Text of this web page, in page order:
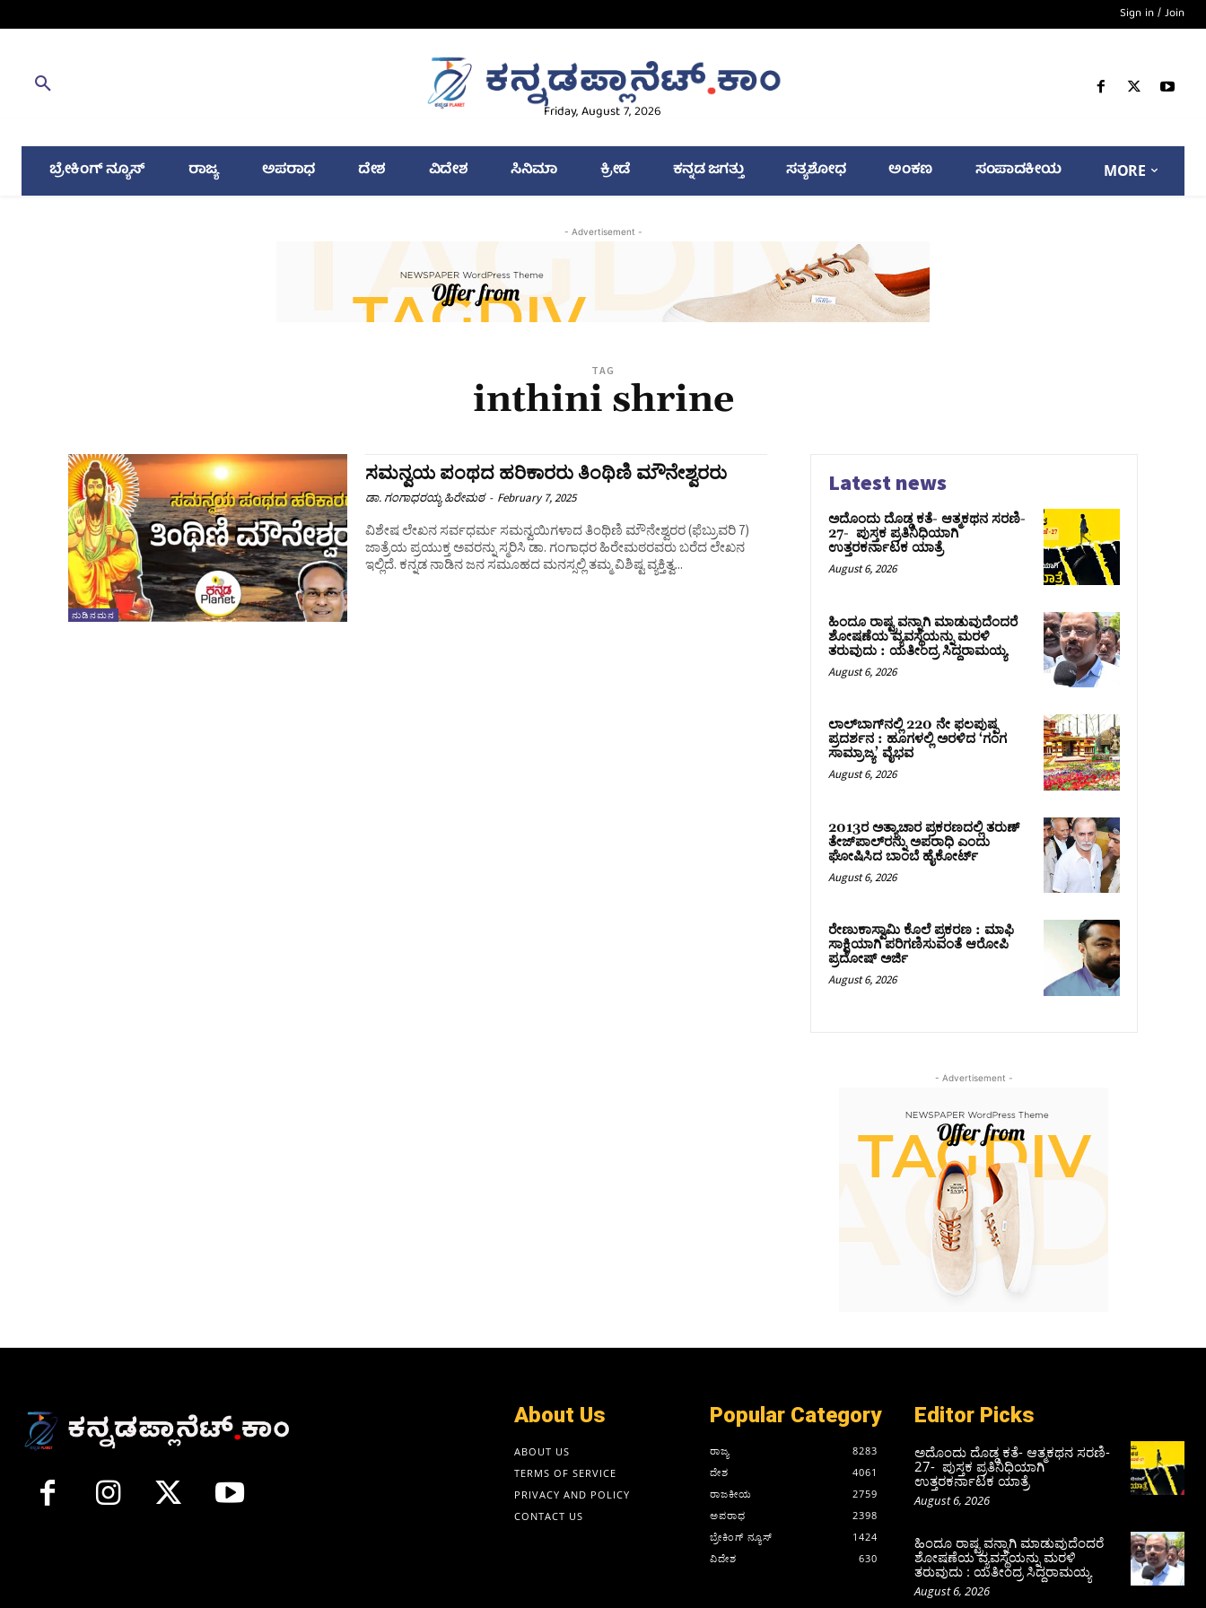
Sign in / Join
Friday, August 7, 2026
ಬ್ರೇಕಿಂಗ್ ನ್ಯೂಸ್ ರಾಜ್ಯ ಅಪರಾಧ ದೇಶ ವಿದೇಶ ಸಿನಿಮಾ ಕ್ರೀಡೆ ಕನ್ನಡ ಜಗತ್ತು ಸತ್ಯಶೋಧ ಅಂಕಣ ಸಂಪಾದಕೀಯ MORE
- Advertisement -
TAG
inthini shrine
ನುಡಿನಮನ
ಸಮನ್ವಯ ಪಂಥದ ಹರಿಕಾರರು ತಿಂಥಿಣಿ ಮೌನೇಶ್ವರರು
ಡಾ. ಗಂಗಾಧರಯ್ಯ ಹಿರೇಮಠ - February 7, 2025
ವಿಶೇಷ ಲೇಖನ ಸರ್ವಧರ್ಮ ಸಮನ್ವಯಿಗಳಾದ‌ ತಿಂಥಿಣಿ ಮೌನೇಶ್ವರರ (ಫೆಬ್ರುವರಿ 7)
ಜಾತ್ರೆಯ ಪ್ರಯುಕ್ತ ಅವರನ್ನು ಸ್ಮರಿಸಿ ಡಾ. ಗಂಗಾಧರ ಹಿರೇಮಠರವರು ಬರೆದ ಲೇಖನ
ಇಲ್ಲಿದೆ. ಕನ್ನಡ ನಾಡಿನ ಜನ ಸಮೂಹದ ಮನಸ್ಸಲ್ಲಿ ತಮ್ಮ ವಿಶಿಷ್ಟ ವ್ಯಕ್ತಿತ್ವ...
Latest news
ಅದೊಂದು ದೊಡ್ಡ ಕತೆ- ಆತ್ಮಕಥನ ಸರಣಿ-
27- ಪುಸ್ತಕ ಪ್ರತಿನಿಧಿಯಾಗಿ
ಉತ್ತರಕರ್ನಾಟಕ ಯಾತ್ರೆ
August 6, 2026
ಹಿಂದೂ ರಾಷ್ಟ್ರವನ್ನಾಗಿ ಮಾಡುವುದೆಂದರೆ
ಶೋಷಣೆಯ ವ್ಯವಸ್ಥೆಯನ್ನು ಮರಳಿ
ತರುವುದು : ಯತೀಂದ್ರ ಸಿದ್ದರಾಮಯ್ಯ
August 6, 2026
ಲಾಲ್‍ಬಾಗ್‍ನಲ್ಲಿ 220 ನೇ ಫಲಪುಷ್ಪ
ಪ್ರದರ್ಶನ : ಹೂಗಳಲ್ಲಿ ಅರಳಿದ ‘ಗಂಗ
ಸಾಮ್ರಾಜ್ಯ’ ವೈಭವ
August 6, 2026
2013ರ ಅತ್ಯಾಚಾರ ಪ್ರಕರಣದಲ್ಲಿ ತರುಣ್
ತೇಜ್‌ಪಾಲ್‌ರನ್ನು ಅಪರಾಧಿ ಎಂದು
ಘೋಷಿಸಿದ ಬಾಂಬೆ ಹೈಕೋರ್ಟ್
August 6, 2026
ರೇಣುಕಾಸ್ವಾಮಿ ಕೊಲೆ ಪ್ರಕರಣ : ಮಾಫಿ
ಸಾಕ್ಷಿಯಾಗಿ ಪರಿಗಣಿಸುವಂತೆ ಆರೋಪಿ
ಪ್ರದೋಷ್‌ ಅರ್ಜಿ
August 6, 2026
- Advertisement -
About Us
ABOUT US
TERMS OF SERVICE
PRIVACY AND POLICY
CONTACT US
Popular Category
ರಾಜ್ಯ
8283
ದೇಶ
4061
ರಾಜಕೀಯ
2759
ಅಪರಾಧ
2398
ಬ್ರೇಕಿಂಗ್ ನ್ಯೂಸ್
1424
ವಿದೇಶ
630
Editor Picks
ಅದೊಂದು ದೊಡ್ಡ ಕತೆ- ಆತ್ಮಕಥನ ಸರಣಿ-
27- ಪುಸ್ತಕ ಪ್ರತಿನಿಧಿಯಾಗಿ
ಉತ್ತರಕರ್ನಾಟಕ ಯಾತ್ರೆ
August 6, 2026
ಹಿಂದೂ ರಾಷ್ಟ್ರವನ್ನಾಗಿ ಮಾಡುವುದೆಂದರೆ
ಶೋಷಣೆಯ ವ್ಯವಸ್ಥೆಯನ್ನು ಮರಳಿ
ತರುವುದು : ಯತೀಂದ್ರ ಸಿದ್ದರಾಮಯ್ಯ
August 6, 2026